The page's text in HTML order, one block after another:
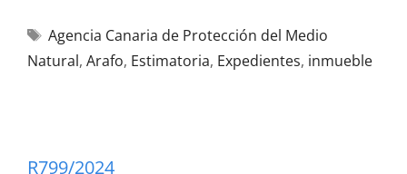
Agencia Canaria de Protección del Medio
Natural, Arafo, Estimatoria, Expedientes, inmueble
R799/2024